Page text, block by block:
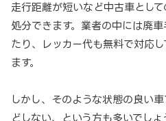
走行距離が短いなど中古車とし
処分できます。業者の中には廃
たり、レッカー代も無料で対応
ます。
しかし、そのような状態の良い
どしない、という方も多いでし